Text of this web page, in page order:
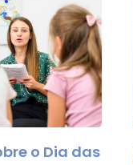
o Dia das